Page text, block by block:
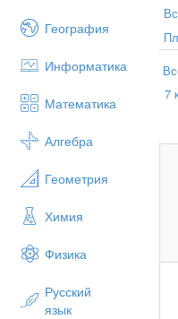
География
Информатика
Математика
Алгебра
Геометрия
Химия
Физика
Русский
язык
7